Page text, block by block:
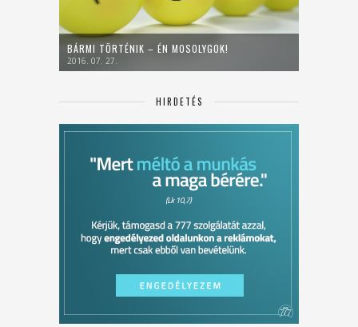
BÁRMI TÖRTÉNIK – ÉN MOSOLYGOK!
2016. 07. 27.
HIRDETÉS